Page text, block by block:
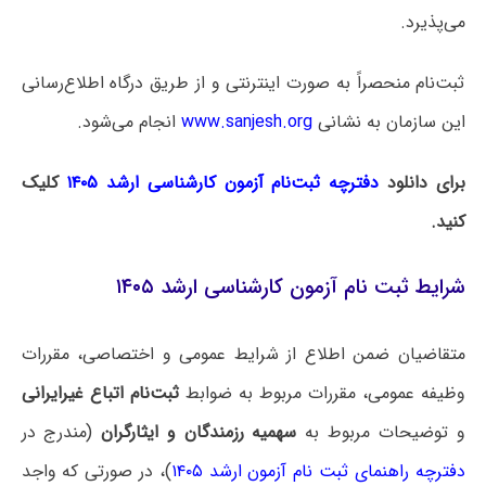
می‌پذیرد.
ثبت‌نام منحصراً به صورت اینترنتی و از طریق درگاه اطلاع‌رسانی
این سازمان به نشانیwww.sanjesh.org انجام می‌شود.
برای دانلود دفترچه ثبت‌نام آزمون کارشناسی ارشد ۱۴۰۵
کلیک
کنید.
شرایط ثبت نام آزمون کارشناسی ارشد ۱۴۰۵
متقاضیان ضمن اطلاع از شرایط عمومی و اختصاصی، مقررات
وظیفه عمومی، مقررات مربوط به ضوابطثبت‌نام اتباع غیرایرانی
و توضیحات مربوط به سهمیه رزمندگان و ایثارگران(مندرج در
دفترچه راهنمای ثبت نام آزمون ارشد ۱۴۰۵
)، در صورتی که واجد